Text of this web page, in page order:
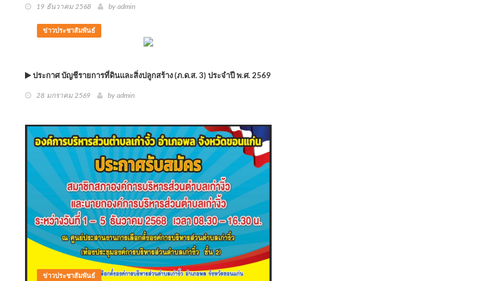
19 ธันวาคม 2568 by admin
ข่าวประชาสัมพันธ์
ประกาศ บัญชีรายการที่ดินและสิ่งปลูกสร้าง (ภ.ด.ส. 3) ประจำปี พ.ศ. 2569
28 มกราคม 2569 by admin
ข่าวประชาสัมพันธ์